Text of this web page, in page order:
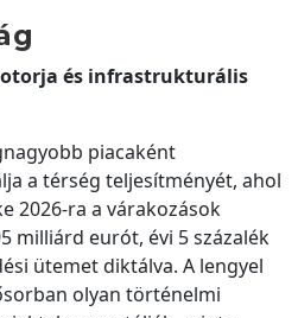
és infrastrukturális
piacaként
a térség teljesítményét, ahol
2026-ra a várakozások
milliárd eurót, évi 5 százalék
ütemet diktálva. A lengyel
olyan történelmi